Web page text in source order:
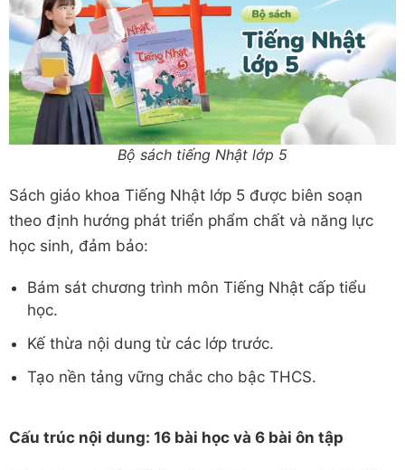
Bộ sách tiếng Nhật lớp 5
Sách giáo khoa Tiếng Nhật lớp 5 được biên soạn
theo định hướng phát triển phẩm chất và năng lực
học sinh, đảm bảo:
Bám sát chương trình môn Tiếng Nhật cấp tiểu
học.
Kế thừa nội dung từ các lớp trước.
Tạo nền tảng vững chắc cho bậc THCS.
Cấu trúc nội dung: 16 bài học và 6 bài ôn tập